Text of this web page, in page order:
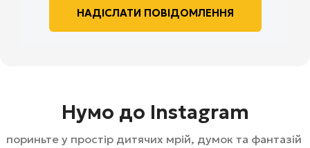
Нумо до Instagram
пориньте у простір дитячих мрій, думок та фантазій